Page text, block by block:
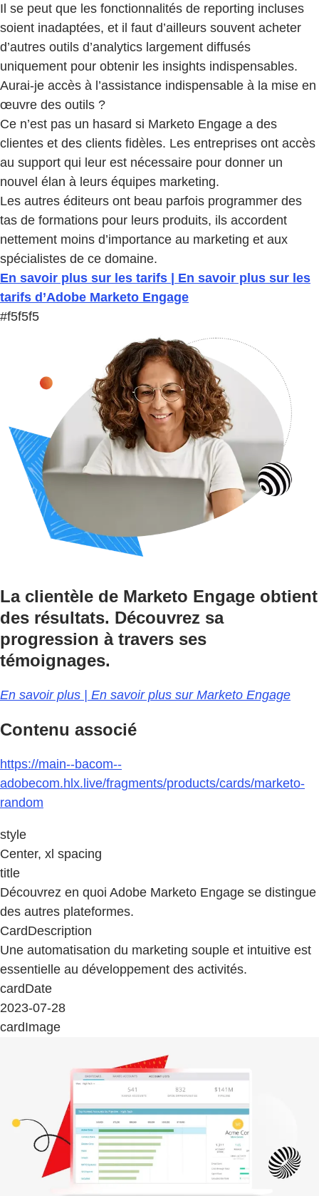
Il se peut que les fonctionnalités de reporting incluses
soient inadaptées, et il faut d’ailleurs souvent acheter
d’autres outils d’analytics largement diffusés
uniquement pour obtenir les insights indispensables.
Aurai-je accès à l’assistance indispensable à la mise en
œuvre des outils ?
Ce n’est pas un hasard si Marketo Engage a des
clientes et des clients fidèles. Les entreprises ont accès
au support qui leur est nécessaire pour donner un
nouvel élan à leurs équipes marketing.
Les autres éditeurs ont beau parfois programmer des
tas de formations pour leurs produits, ils accordent
nettement moins d’importance au marketing et aux
spécialistes de ce domaine.
En savoir plus sur les tarifs | En savoir plus sur les
tarifs d’Adobe Marketo Engage
#f5f5f5
La clientèle de Marketo Engage obtient
des résultats. Découvrez sa
progression à travers ses
témoignages.
En savoir plus | En savoir plus sur Marketo Engage
Contenu associé
https://main--bacom--
adobecom.hlx.live/fragments/products/cards/marketo-
random
style
Center, xl spacing
title
Découvrez en quoi Adobe Marketo Engage se distingue
des autres plateformes.
CardDescription
Une automatisation du marketing souple et intuitive est
essentielle au développement des activités.
cardDate
2023-07-28
cardImage